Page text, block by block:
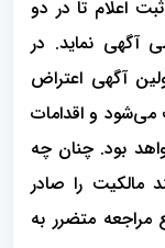
اعلام تا در دو
آگهی نماید. در
آگهی اعتراض
و اقدامات
بود. چنان چه
مالکیت را صادر
متضرر به